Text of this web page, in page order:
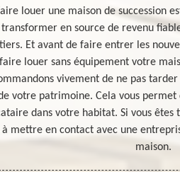
louer une maison de succession
transformer en source de revenu
Et avant de faire entrer les
faire louer sans équipement votre
vivement de ne pas
votre patrimoine. Cela vous permet
dans votre habitat. Si vous êtes
à mettre en contact avec une
maison.